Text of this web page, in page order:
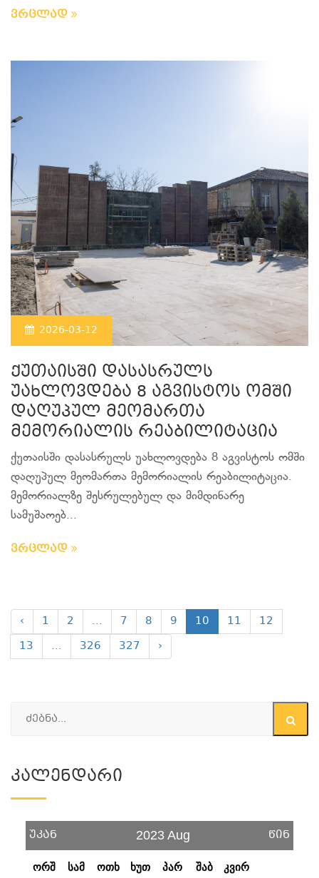
ვრცლად
2026-03-12
ქუთაისში დასასრულს
უახლოვდება 8 აგვისტოს ომში
დაღუპულ მეომართა
მემორიალის რეაბილიტაცია
ქუთაისში დასასრულს უახლოვდება 8 აგვისტოს ომში
დაღუპულ მეომართა მემორიალის რეაბილიტაცია.
მემორიალზე შესრულებულ და მიმდინარე
სამუშაოებ...
ვრცლად
‹ 1 2 ... 7 8 9 10 11
12
13
... 326 327 ›
Კალენდარი
უკან 2023 Aug წინ
ორშ სამ ოთხ ხუთ პარ შაბ კვირ